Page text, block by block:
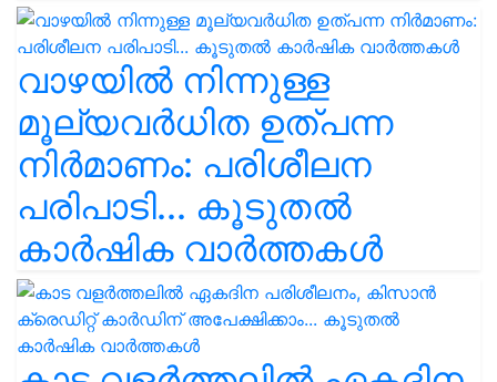
വാഴയിൽ നിന്നുള്ള
മൂല്യവർധിത ഉത്പന്ന
നിർമാണം: പരിശീലന
പരിപാടി... കൂടുതൽ
കാർഷിക വാർത്തകൾ